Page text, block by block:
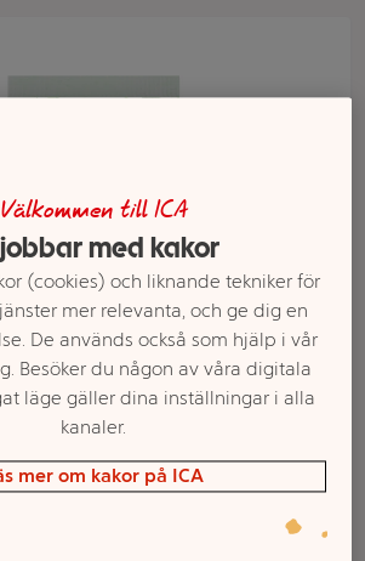
Välkommen till ICA
med kakor
(cookies) och liknande tekniker för
mer relevanta, och ge dig en
De används också som hjälp i vår
Besöker du någon av våra digitala
läge gäller dina inställningar i alla
kanaler.
mer om kakor på ICA